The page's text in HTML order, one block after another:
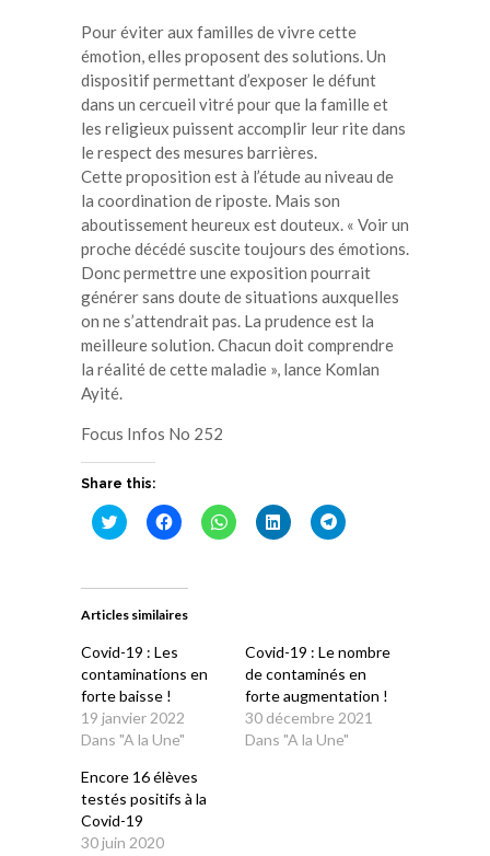
Pour éviter aux familles de vivre cette
émotion, elles proposent des solutions. Un
dispositif permettant d’exposer le défunt
dans un cercueil vitré pour que la famille et
les religieux puissent accomplir leur rite dans
le respect des mesures barrières.
Cette proposition est à l’étude au niveau de
la coordination de riposte. Mais son
aboutissement heureux est douteux. « Voir un
proche décédé suscite toujours des émotions.
Donc permettre une exposition pourrait
générer sans doute de situations auxquelles
on ne s’attendrait pas. La prudence est la
meilleure solution. Chacun doit comprendre
la réalité de cette maladie », lance Komlan
Ayité.
Focus Infos No 252
Share this:
Cliquez
pour
dans
nouvelle
Cliquez
pour
dans
nouvelle
Cliquez
pour
Cliquez
pour
Cliquez
pour
Articles similaires
Covid-19 : Les
contaminations en
forte baisse !
19 janvier 2022
Dans "A la Une"
Covid-19 : Le nombre
de contaminés en
forte augmentation !
30 décembre 2021
Dans "A la Une"
Encore 16 élèves
testés positifs à la
Covid-19
30 juin 2020